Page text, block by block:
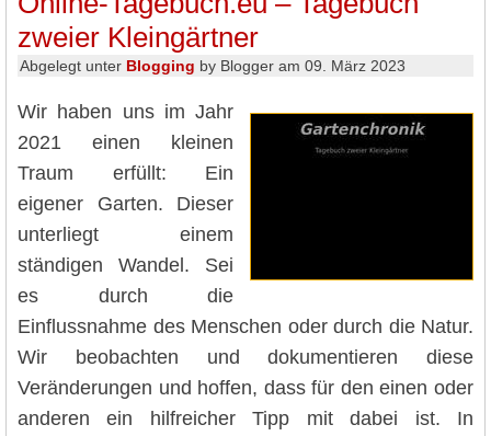
zweier Kleingärtner
Abgelegt unter Blogging by Blogger am 09. März 2023
Wir haben uns im Jahr
2021 einen kleinen
Traum erfüllt: Ein
eigener Garten. Dieser
unterliegt einem
ständigen Wandel. Sei
es durch die
Einflussnahme des Menschen oder durch die Natur.
Wir beobachten und dokumentieren diese
Veränderungen und hoffen, dass für den einen oder
anderen ein hilfreicher Tipp mit dabei ist. In